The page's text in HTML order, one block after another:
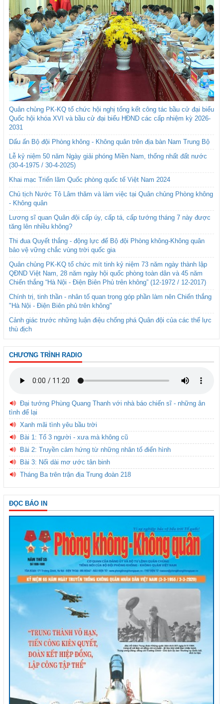
Quân chủng PK-KQ tổ chức hội nghị tổng kết công tác bầu cử đại biểu
Quốc hội khóa XVI và bầu cử đại biểu HĐND các cấp nhiệm kỳ 2026-
2031
Dấu ấn Bộ đội Phòng không - Không quân trên địa bàn Nam Trung Bộ
Lễ kỷ niệm 50 năm Ngày giải phóng Miền Nam, thống nhất đất nước
(30-4-1975 / 30-4-2025)
Khai mạc Triển lãm Quốc phòng quốc tế Việt Nam 2024
Chủ tịch Nước Tô Lâm thăm và làm việc tại Quân chủng Phòng không
- Không quân
Lương sĩ quan Quân đội cấp úy, cấp tá, cấp tướng tháng 7 này được
tăng lên nhiều không?
Thi đua Quyết thắng - động lực để Bộ đội Phòng không-Không quân
bảo vệ vững chắc vùng trời quốc gia
Quân chủng PK-KQ tổ chức mít tinh kỷ niệm 73 năm ngày thành lập
QĐND Việt Nam, 28 năm ngày hội quốc phòng toàn dân và 45 năm
Chiến thắng “Hà Nội - Điện Biên Phủ trên không” (12-1972 / 12-2017)
Chính trị, tinh thần - nhân tố quan trọng góp phần làm nên Chiến thắng
"Hà Nội - Điện Biên phủ trên không"
Cảnh giác trước những luận điệu chống phá Quân đội của các thế lực
thù địch
CHƯƠNG TRÌNH RADIO
Đại tướng Phùng Quang Thanh với nhà báo chiến sĩ - những ân
tình để lại
Xanh mãi tình yêu bầu trời
Bài 1: Tổ 3 người - xưa mà không cũ
Bài 2: Truyền cảm hứng từ những nhân tố điển hình
Bài 3: Nối dài mơ ước tân binh
Tháng Ba trên trận địa Trung đoàn 218
ĐỌC BÁO IN